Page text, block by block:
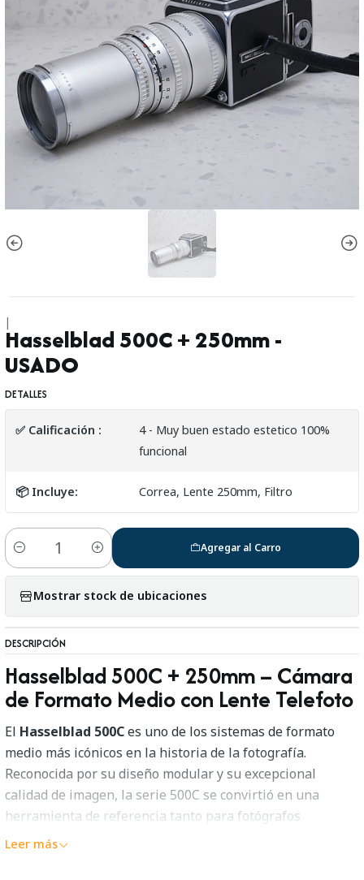
|
Hasselblad 500C + 250mm -
USADO
DETALLES
✅ Calificación :
4 - Muy buen estado estetico 100%
funcional
📦 Incluye: Correa, Lente 250mm, Filtro
Cantidad
Agregar al Carro
Mostrar stock de ubicaciones
DESCRIPCIÓN
Hasselblad 500C + 250mm – Cámara
de Formato Medio con Lente Telefoto
El Hasselblad 500Ces uno de los sistemas de formato
medio más icónicos en la historia de la fotografía.
Reconocida por su diseño modular y su excepcional
calidad de imagen, la serie 500C se convirtió en una
herramienta de referencia tanto para fotógrafos
profesionales como para entusiastas que buscan el
Leer más